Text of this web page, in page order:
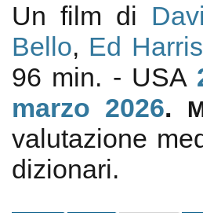
Un film di
Bello, Ed Harris
96 min. - USA
marzo 2026.
valutazione
dizionari.